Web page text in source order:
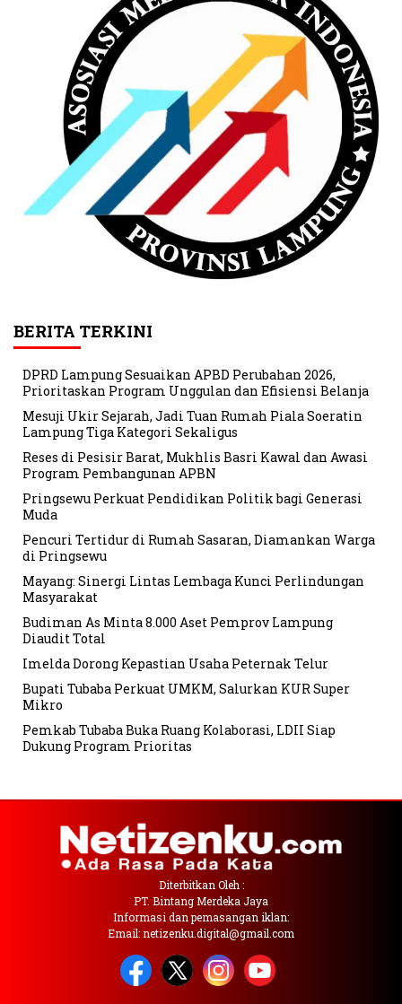
BERITA TERKINI
DPRD Lampung Sesuaikan APBD Perubahan 2026,
Prioritaskan Program Unggulan dan Efisiensi Belanja
Mesuji Ukir Sejarah, Jadi Tuan Rumah Piala Soeratin
Lampung Tiga Kategori Sekaligus
Reses di Pesisir Barat, Mukhlis Basri Kawal dan Awasi
Program Pembangunan APBN
Pringsewu Perkuat Pendidikan Politik bagi Generasi
Muda
Pencuri Tertidur di Rumah Sasaran, Diamankan Warga
di Pringsewu
Mayang: Sinergi Lintas Lembaga Kunci Perlindungan
Masyarakat
Budiman As Minta 8.000 Aset Pemprov Lampung
Diaudit Total
Imelda Dorong Kepastian Usaha Peternak Telur
Bupati Tubaba Perkuat UMKM, Salurkan KUR Super
Mikro
Pemkab Tubaba Buka Ruang Kolaborasi, LDII Siap
Dukung Program Prioritas
Diterbitkan Oleh :
PT. Bintang Merdeka Jaya
Informasi dan pemasangan iklan:
Email: netizenku.digital@gmail.com